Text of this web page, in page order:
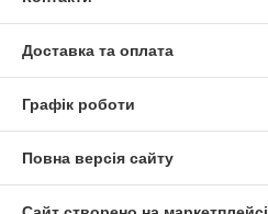
Доставка та оплата
Графік роботи
Повна версія сайту